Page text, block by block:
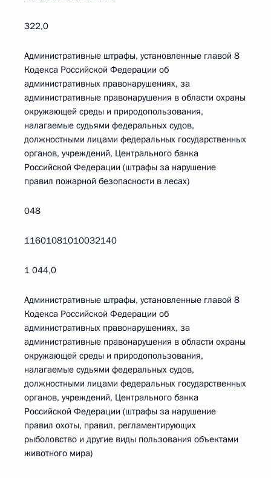
322,0
Административные штрафы, установленные главой 8
Кодекса Российской Федерации об
административных правонарушениях, за
административные правонарушения в области охраны
окружающей среды и природопользования,
налагаемые судьями федеральных судов,
должностными лицами федеральных государственных
органов, учреждений, Центрального банка
Российской Федерации (штрафы за нарушение
правил пожарной безопасности в лесах)
048
11601081010032140
1 044,0
Административные штрафы, установленные главой 8
Кодекса Российской Федерации об
административных правонарушениях, за
административные правонарушения в области охраны
окружающей среды и природопользования,
налагаемые судьями федеральных судов,
должностными лицами федеральных государственных
органов, учреждений, Центрального банка
Российской Федерации (штрафы за нарушение
правил охоты, правил, регламентирующих
рыболовство и другие виды пользования объектами
животного мира)